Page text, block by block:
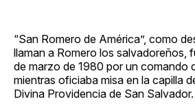
“San Romero de América”, como
llaman a Romero los salvadoreños,
de marzo de 1980 por un comando
mientras oficiaba misa en la capilla
Divina Providencia de San Salvador.